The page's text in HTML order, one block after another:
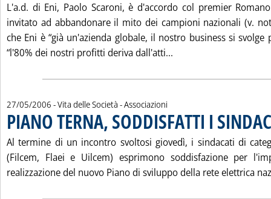
L'a.d. di Eni, Paolo Scaroni, è d'accordo col premier
invitato ad abbandonare il mito dei campioni nazionali (v.
che Eni è “già un'azienda globale, il nostro business si svolge
“l'80% dei nostri profitti deriva dall'atti...
27/05/2006 - Vita delle Società - Associazioni
PIANO TERNA, SODDISFATTI I
Al termine di un incontro svoltosi giovedì, i sindacati di
(Filcem, Flaei e Uilcem) esprimono soddisfazione per
realizzazione del nuovo Piano di sviluppo della rete elettrica